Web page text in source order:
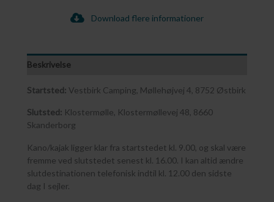
Download flere informationer
Beskrivelse
Startsted: Vestbirk Camping, Møllehøjvej 4, 8752 Østbirk
Slutsted: Klostermølle, Klostermøllevej 48, 8660
Skanderborg
Kano/kajak ligger klar fra startstedet kl. 9.00, og skal være
fremme ved slutstedet senest kl. 16.00. I kan altid ændre
slutdestinationen telefonisk indtil kl. 12.00 den sidste
dag I sejler.